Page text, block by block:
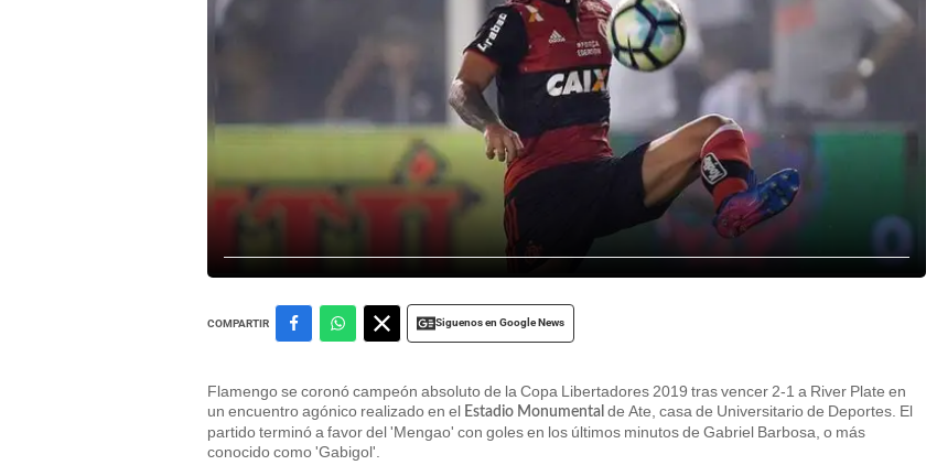
COMPARTIR Siguenos en Google News
Flamengo se coronó campeón absoluto de la Copa Libertadores 2019 tras vencer 2-1 a River Plate en
un encuentro agónico realizado en el Estadio Monumental de Ate, casa de Universitario de Deportes. El
partido terminó a favor del 'Mengao' con goles en los últimos minutos de Gabriel Barbosa, o más
conocido como 'Gabigol'.